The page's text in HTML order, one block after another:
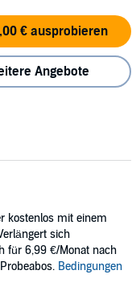
spent the better part of
than anyone. And like so
it home.
€ ausprobieren
Angebote
kostenlos mit einem
sich
für 6,99 €/Monat nach
Bedingungen